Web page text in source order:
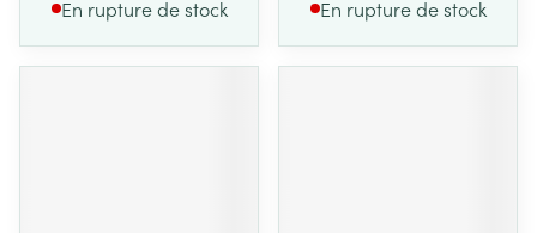
En rupture de stock En rupture de stock